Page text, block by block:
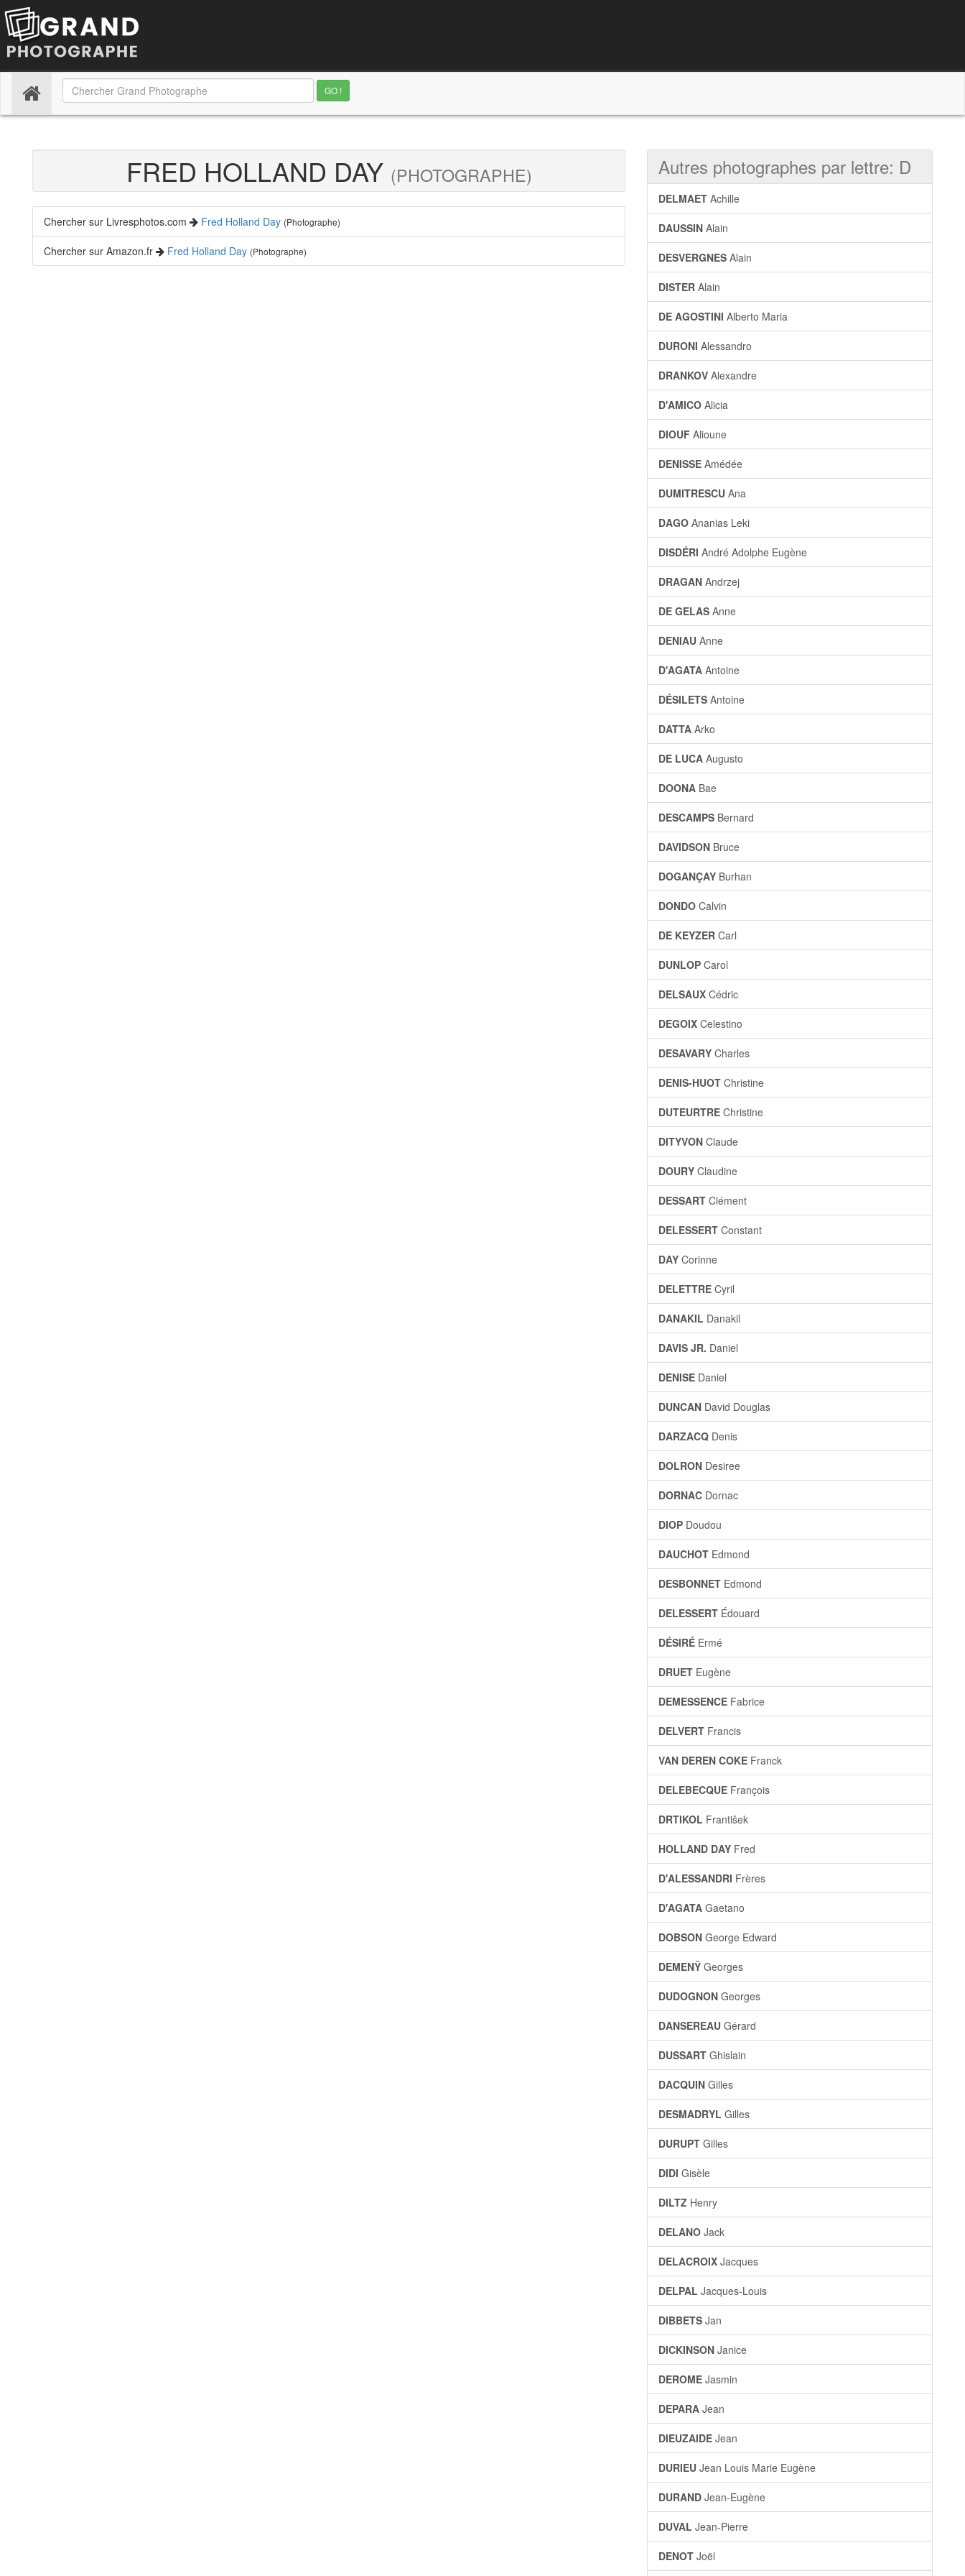
(current)
FRED HOLLAND DAY (PHOTOGRAPHE)
Chercher sur Livresphotos.com Fred Holland Day (Photographe)
Chercher sur Amazon.fr Fred Holland Day (Photographe)
Autres photographes par lettre: D
DELMAET Achille
DAUSSIN Alain
DESVERGNES Alain
DISTER Alain
DE AGOSTINI Alberto Maria
DURONI Alessandro
DRANKOV Alexandre
D'AMICO Alicia
DIOUF Alioune
DENISSE Amédée
DUMITRESCU Ana
DAGO Ananias Leki
DISDÉRI André Adolphe Eugène
DRAGAN Andrzej
DE GELAS Anne
DENIAU Anne
D'AGATA Antoine
DÉSILETS Antoine
DATTA Arko
DE LUCA Augusto
DOONA Bae
DESCAMPS Bernard
DAVIDSON Bruce
DOGANÇAY Burhan
DONDO Calvin
DE KEYZER Carl
DUNLOP Carol
DELSAUX Cédric
DEGOIX Celestino
DESAVARY Charles
DENIS-HUOT Christine
DUTEURTRE Christine
DITYVON Claude
DOURY Claudine
DESSART Clément
DELESSERT Constant
DAY Corinne
DELETTRE Cyril
DANAKIL Danakil
DAVIS JR. Daniel
DENISE Daniel
DUNCAN David Douglas
DARZACQ Denis
DOLRON Desiree
DORNAC Dornac
DIOP Doudou
DAUCHOT Edmond
DESBONNET Edmond
DELESSERT Édouard
DÉSIRÉ Ermé
DRUET Eugène
DEMESSENCE Fabrice
DELVERT Francis
VAN DEREN COKE Franck
DELEBECQUE François
DRTIKOL František
HOLLAND DAY Fred
D'ALESSANDRI Frères
D'AGATA Gaetano
DOBSON George Edward
DEMENŸ Georges
DUDOGNON Georges
DANSEREAU Gérard
DUSSART Ghislain
DACQUIN Gilles
DESMADRYL Gilles
DURUPT Gilles
DIDI Gisèle
DILTZ Henry
DELANO Jack
DELACROIX Jacques
DELPAL Jacques-Louis
DIBBETS Jan
DICKINSON Janice
DEROME Jasmin
DEPARA Jean
DIEUZAIDE Jean
DURIEU Jean Louis Marie Eugène
DURAND Jean-Eugène
DUVAL Jean-Pierre
DENOT Joël